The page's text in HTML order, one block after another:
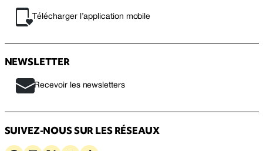
Télécharger l’application mobile
NEWSLETTER
Recevoir les newsletters
SUIVEZ-NOUS SUR LES RÉSEAUX